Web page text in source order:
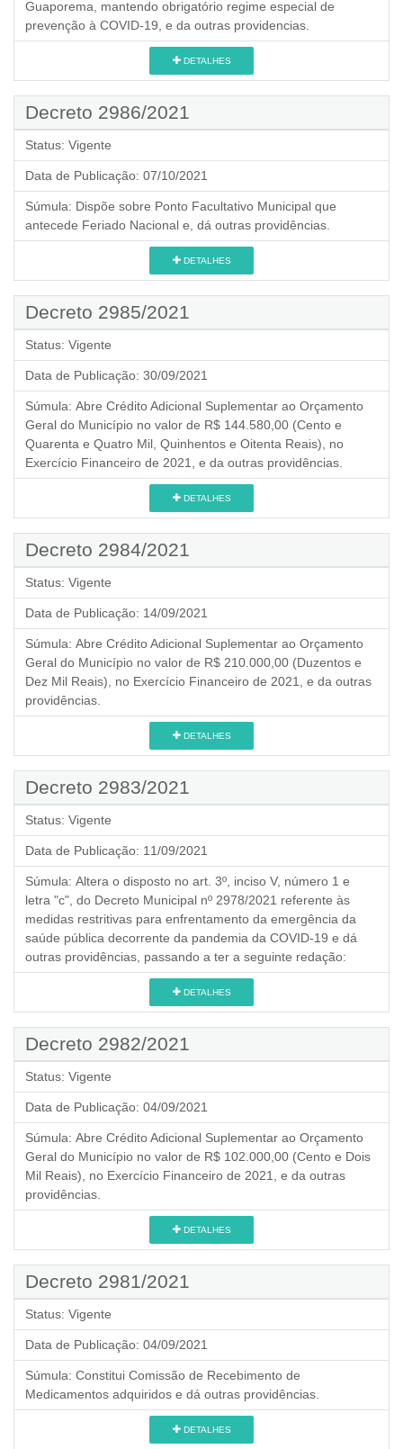
Guaporema, mantendo obrigatório regime especial de
prevenção à COVID-19, e da outras providencias.
DETALHES
Decreto 2986/2021
Status: Vigente
Data de Publicação: 07/10/2021
Súmula: Dispõe sobre Ponto Facultativo Municipal que
antecede Feriado Nacional e, dá outras providências.
DETALHES
Decreto 2985/2021
Status: Vigente
Data de Publicação: 30/09/2021
Súmula: Abre Crédito Adicional Suplementar ao Orçamento
Geral do Município no valor de R$ 144.580,00 (Cento e
Quarenta e Quatro Mil, Quinhentos e Oitenta Reais), no
Exercício Financeiro de 2021, e da outras providências.
DETALHES
Decreto 2984/2021
Status: Vigente
Data de Publicação: 14/09/2021
Súmula: Abre Crédito Adicional Suplementar ao Orçamento
Geral do Município no valor de R$ 210.000,00 (Duzentos e
Dez Mil Reais), no Exercício Financeiro de 2021, e da outras
providências.
DETALHES
Decreto 2983/2021
Status: Vigente
Data de Publicação: 11/09/2021
Súmula: Altera o disposto no art. 3º, inciso V, número 1 e
letra "c", do Decreto Municipal nº 2978/2021 referente às
medidas restritivas para enfrentamento da emergência da
saúde pública decorrente da pandemia da COVID-19 e dá
outras providências, passando a ter a seguinte redação:
DETALHES
Decreto 2982/2021
Status: Vigente
Data de Publicação: 04/09/2021
Súmula: Abre Crédito Adicional Suplementar ao Orçamento
Geral do Município no valor de R$ 102.000,00 (Cento e Dois
Mil Reais), no Exercício Financeiro de 2021, e da outras
providências.
DETALHES
Decreto 2981/2021
Status: Vigente
Data de Publicação: 04/09/2021
Súmula: Constitui Comissão de Recebimento de
Medicamentos adquiridos e dá outras providências.
DETALHES